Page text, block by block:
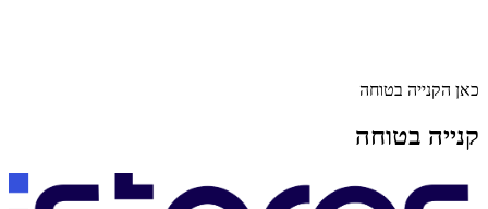
כאן הקנייה בטוחה
קנייה בטוחה